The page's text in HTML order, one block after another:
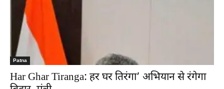
Patna
Har Ghar Tiranga: हर घर तिरंगा’ अभियान से रंगेगा